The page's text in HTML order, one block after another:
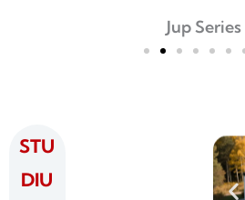
Jup Series
STU
DIU